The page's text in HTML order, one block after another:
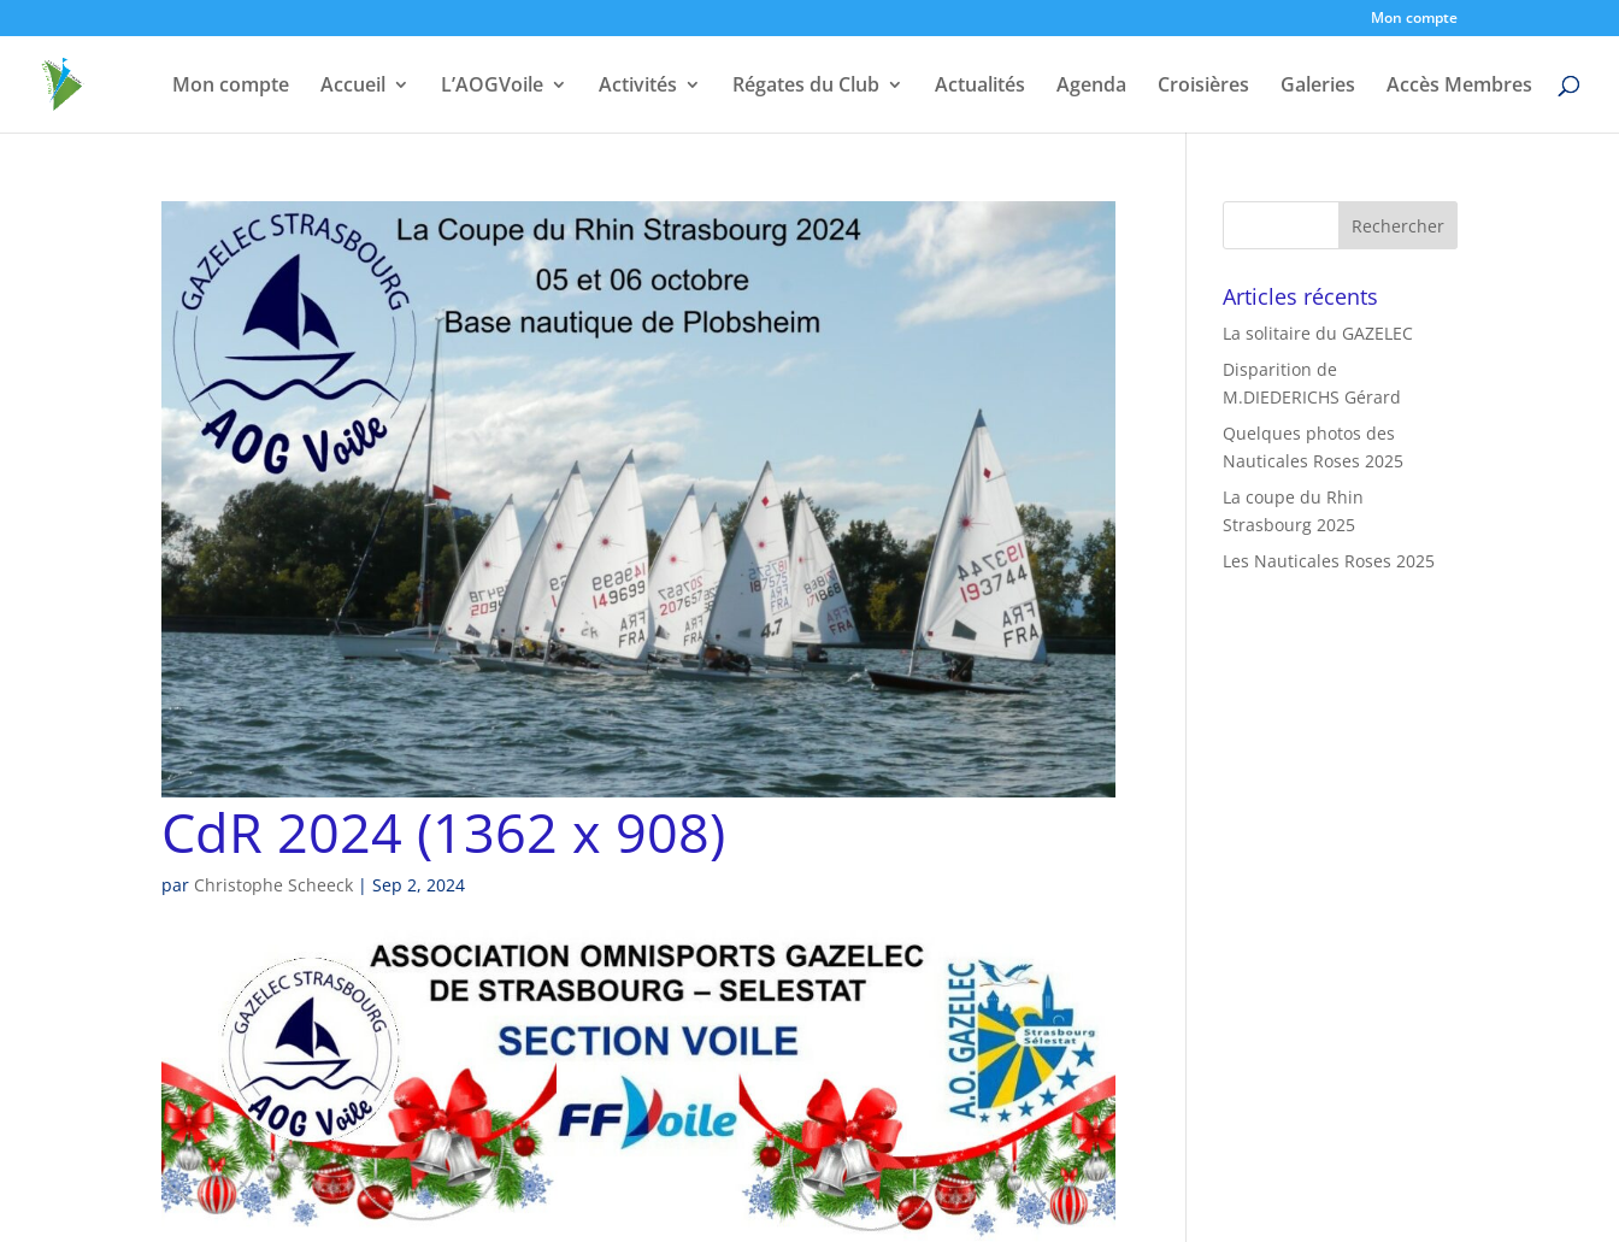
Mon compte
Mon compte Accueil L’AOGVoile Activités Régates du Club Actualités Agenda Croisières Galeries Accès Membres
CdR 2024 (1362 x 908)
par Christophe Scheeck |Sep 2, 2024
Articles récents
La solitaire du GAZELEC
Disparition de
M.DIEDERICHS Gérard
Quelques photos des
Nauticales Roses 2025
La coupe du Rhin
Strasbourg 2025
Les Nauticales Roses 2025